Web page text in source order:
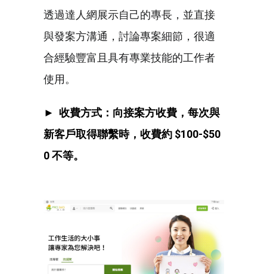
透過達人網展示自己的專長，並直接
與發案方溝通，討論專案細節，很適
合經驗豐富且具有專業技能的工作者
使用。
► 收費方式：向接案方收費，每次與
新客戶取得聯繫時，收費約 $100-$50
0 不等。